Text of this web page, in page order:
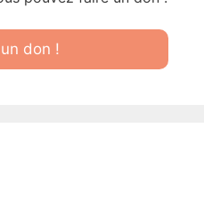
don !